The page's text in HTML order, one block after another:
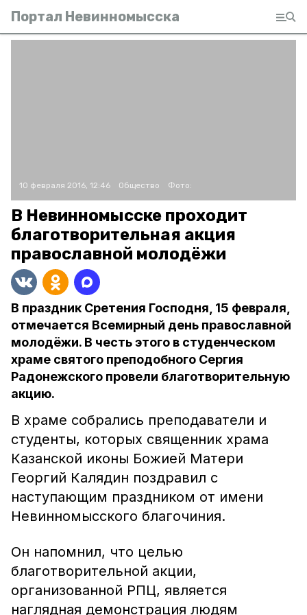
Портал Невинномысска
10 февраля 2016, 12:46 Общество Фото:
В Невинномысске проходит
благотворительная акция
православной молодёжи
В праздник Сретения Господня, 15 февраля,
отмечается Всемирный день православной
молодёжи. В честь этого в студенческом
храме святого преподобного Сергия
Радонежского провели благотворительную
акцию.
В храме собрались преподаватели и
студенты, которых священник храма
Казанской иконы Божией Матери
Георгий Калядин поздравил с
наступающим праздником от имени
Невинномысского благочиния.
Он напомнил, что целью
благотворительной акции,
организованной РПЦ, является
наглядная демонстрация людям